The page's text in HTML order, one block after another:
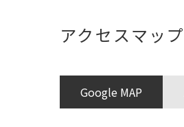
アクセスマップ
Google MAP